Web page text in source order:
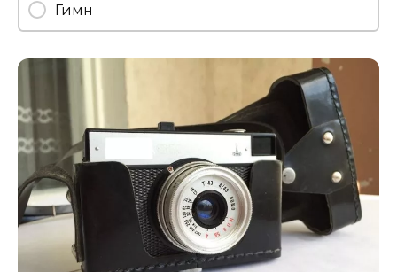
Гимн